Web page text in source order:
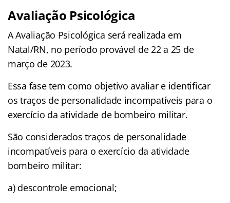
Avaliação Psicológica
A Avaliação Psicológica será realizada em
Natal/RN, no período provável de 22 a 25 de
março de 2023.
Essa fase tem como objetivo avaliar e identificar
os traços de personalidade incompatíveis para o
exercício da atividade de bombeiro militar.
São considerados traços de personalidade
incompatíveis para o exercício da atividade
bombeiro militar:
a) descontrole emocional;